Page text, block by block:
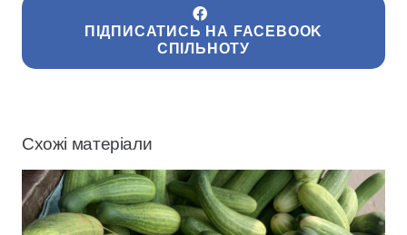
ПІДПИСАТИСЬ НА FACEBOOK
СПІЛЬНОТУ
Схожі матеріали